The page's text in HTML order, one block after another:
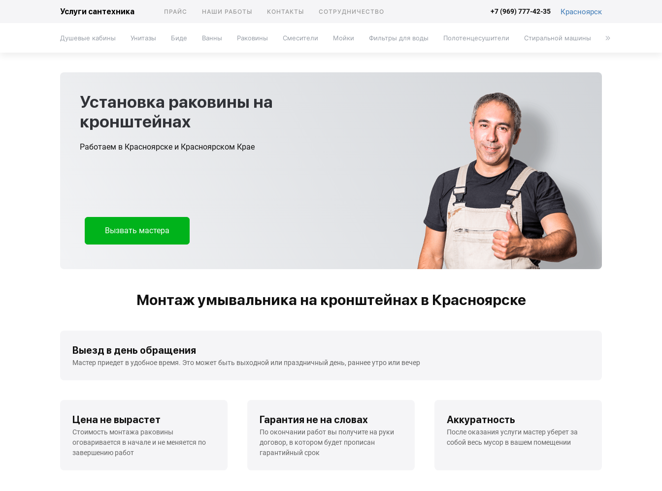
Услуги сантехника ПРАЙС НАШИ РАБОТЫ КОНТАКТЫ СОТРУДНИЧЕСТВО +7 (969) 777-42-35 Красноярск
Душевые кабины Унитазы Биде Ванны Раковины Смесители Мойки Фильтры для воды Полотенцесушители Стиральной машины Писсуары
Установка раковины на
кронштейнах
Работаем в Красноярске и Красноярском Крае
Вызвать мастера
Монтаж умывальника на кронштейнах в Красноярске
Выезд в день обращения
Мастер приедет в удобное время. Это может быть выходной или праздничный день, раннее утро или вечер
Цена не вырастет
Стоимость монтажа раковины
оговаривается в начале и не меняется по
завершению работ
Гарантия не на словах
По окончании работ вы получите на руки
договор, в котором будет прописан
гарантийный срок
Аккуратность
После оказания услуги мастер уберет за
собой весь мусор в вашем помещении